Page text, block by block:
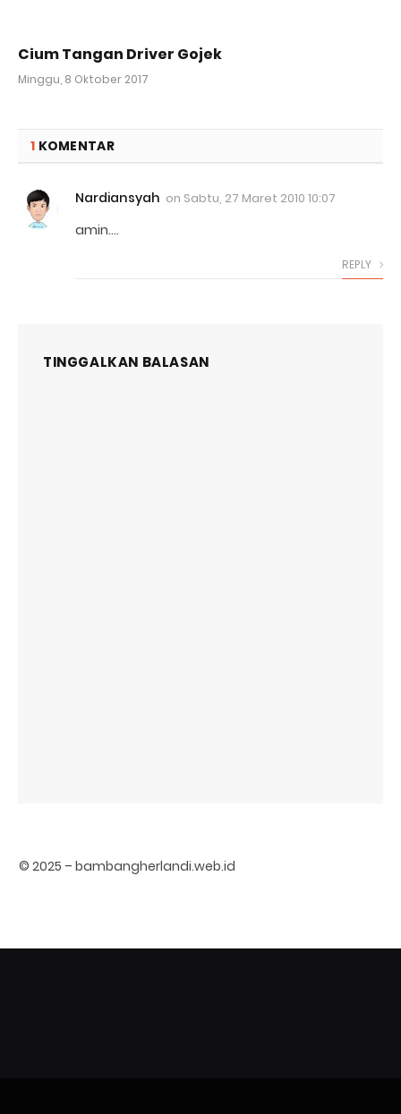
Cium Tangan Driver Gojek
Minggu, 8 Oktober 2017
1 KOMENTAR
Nardiansyah on Sabtu, 27 Maret 2010 10:07
amin….
REPLY
TINGGALKAN BALASAN
© 2025 – bambangherlandi.web.id